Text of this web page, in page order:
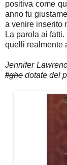
positiva come
anno fu
a venire inserito
La parola ai
quelli realmente
Jennifer
fighe dotate del